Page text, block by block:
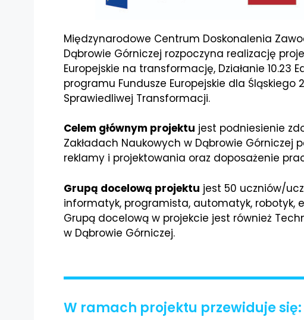
Międzynarodowe Centrum Doskonalenia
Dąbrowie Górniczej rozpoczyna realizację
Europejskie na transformację, Działanie
programu Fundusze Europejskie dla Śląskiego
Sprawiedliwej Transformacji.
Celem głównym projektu jest podniesienie
Zakładach Naukowych w Dąbrowie Górniczej
reklamy i projektowania oraz doposażenie
Grupą docelową projektu jest 50 uczniów/
informatyk, programista, automatyk, robotyk,
Grupą docelową w projekcie jest również
w Dąbrowie Górniczej.
W ramach projektu przewiduje się: